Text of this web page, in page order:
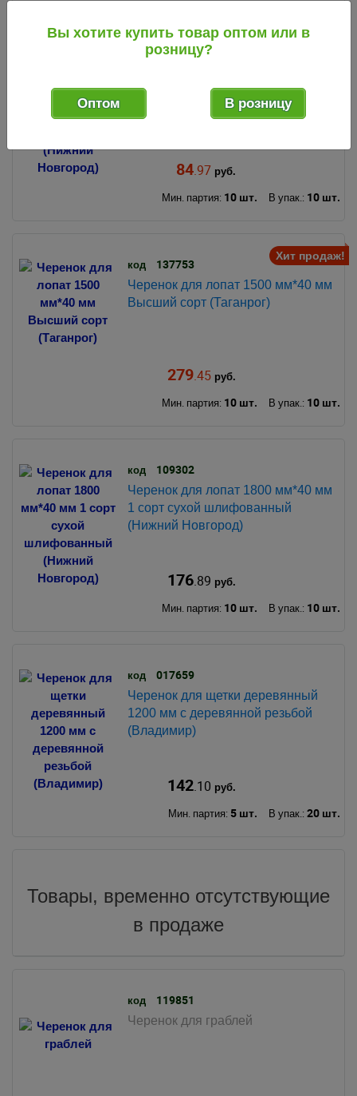
код 099397
1 сорт сухой шлифованный
(Нижний Новгород)
84.97 руб.
Мин. партия: 10 шт. В упак.: 10 шт.
Хит продаж!
код 137753
Черенок для лопат 1500 мм*40 мм
Высший сорт (Таганрог)
279.45руб.
Мин. партия: 10 шт. В упак.: 10 шт.
код 109302
Черенок для лопат 1800 мм*40 мм
1 сорт сухой шлифованный
(Нижний Новгород)
176.89 руб.
Мин. партия: 10 шт. В упак.: 10 шт.
код 017659
Черенок для щетки деревянный
1200 мм с деревянной резьбой
(Владимир)
142.10 руб.
Мин. партия: 5 шт. В упак.: 20 шт.
Товары, временно отсутствующие
в продаже
код 119851
Черенок для граблей
Вы хотите купить товар оптом или в
розницу?
Оптом В розницу